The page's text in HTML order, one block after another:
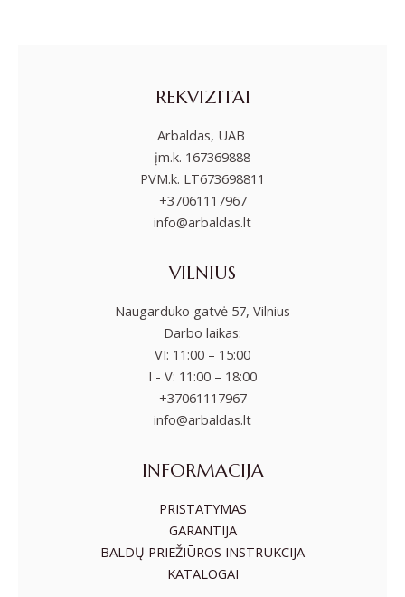
REKVIZITAI
Arbaldas, UAB
įm.k. 167369888
PVM.k. LT673698811
+37061117967
info@arbaldas.lt
VILNIUS
Naugarduko gatvė 57, Vilnius
Darbo laikas:
VI: 11:00 – 15:00
I - V: 11:00 – 18:00
+37061117967
info@arbaldas.lt
INFORMACIJA
PRISTATYMAS
GARANTIJA
BALDŲ PRIEŽIŪROS INSTRUKCIJA
KATALOGAI